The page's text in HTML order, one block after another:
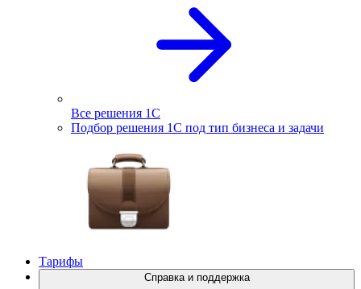
Все решения 1С
Подбор решения 1С под тип бизнеса и задачи
Тарифы
Справка и поддержка